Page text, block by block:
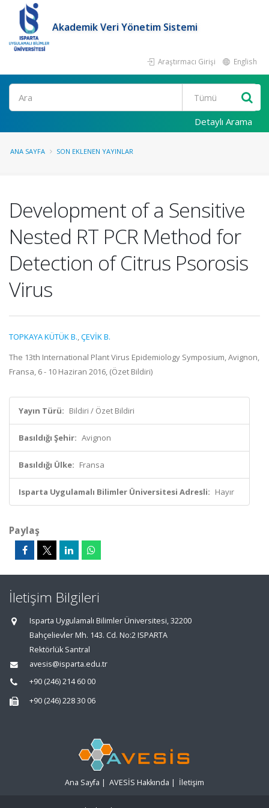
Akademik Veri Yönetim Sistemi
Araştırmacı Girişi English
Ara
Detaylı Arama
ANA SAYFA SON EKLENEN YAYINLAR
Development of a Sensitive
Nested RT PCR Method for
Detection of Citrus Psorosis
Virus
TOPKAYA KÜTÜK B.,ÇEVİK B.
The 13th International Plant Virus Epidemiology Symposium, Avignon,
Fransa, 6 - 10 Haziran 2016, (Özet Bildiri)
Yayın Türü: Bildiri / Özet Bildiri
Basıldığı Şehir: Avignon
Basıldığı Ülke: Fransa
Isparta Uygulamalı Bilimler Üniversitesi Adresli: Hayır
Paylaş
İletişim Bilgileri
Isparta Uygulamalı Bilimler Üniversitesi, 32200
Bahçelievler Mh. 143. Cd. No:2 ISPARTA
Rektörlük Santral
avesis@isparta.edu.tr
+90 (246) 214 60 00
+90 (246) 228 30 06
Ana Sayfa | AVESİS Hakkında | İletişim